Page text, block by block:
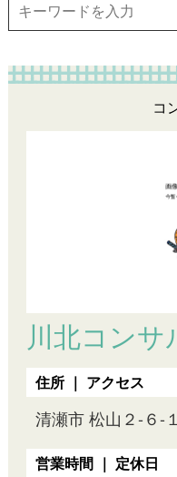
コ
川北コン
住所 ｜ アクセス
清瀬市 松山２-６-
営業時間 ｜ 定休日